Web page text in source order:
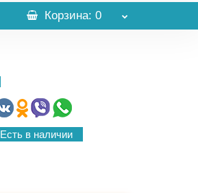
Корзина: 0
Есть в наличии